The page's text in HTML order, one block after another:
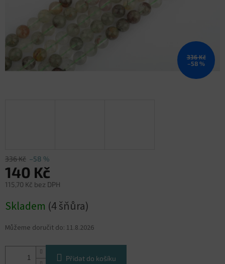
336 Kč
–58 %
336 Kč –58 %
140 Kč
115,70 Kč bez DPH
cena:
Skladem (4 šňůra)
Můžeme doručit do: 11.8.2026
Přidat do košíku